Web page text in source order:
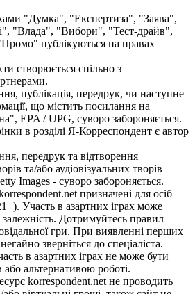
"Думка", "Експертиза", "Заява",
"Влада", "Вибори", "Тест-драйв",
публікуються на правах
створюється спільно з
публікація, передрук, чи наступне
що містить посилання на
EPA / UPG, суворо забороняється.
в розділі Я-Корреспондент є автор
передрук та відтворення
та/або аудіовізуальних творів
Images - суворо забороняється.
призначені для осіб
Участь в азартних іграх може
залежність. Дотримуйтесь правил
гри. При виявленні перших
зверніться до спеціаліста.
в азартних іграх не може бути
або альтернативою роботі.
korrespondent.net не проводить